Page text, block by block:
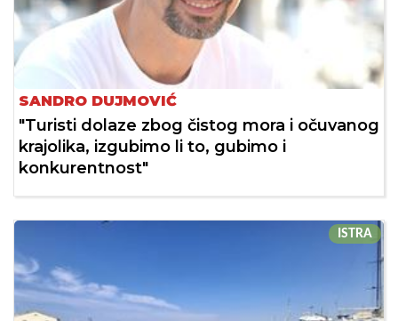
SANDRO DUJMOVIĆ
"Turisti dolaze zbog čistog mora i očuvanog
krajolika, izgubimo li to, gubimo i
konkurentnost"
ISTRA